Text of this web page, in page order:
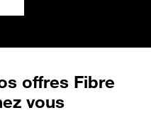
offres Fibre
vous